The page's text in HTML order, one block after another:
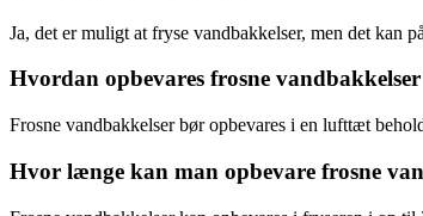
Ja, det er muligt at fryse vandbakkelser, men det kan
Hvordan opbevares frosne vandbakkelser
Frosne vandbakkelser bør opbevares i en lufttæt
Hvor længe kan man opbevare frosne